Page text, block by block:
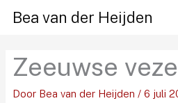
naar
inhoud
Bea van der Heijden
Zeeuwse
Door Bea van der Heijden / 6 juli